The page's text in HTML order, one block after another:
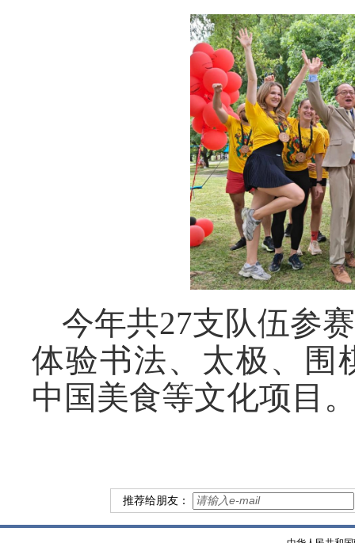
今年共27支队伍参
体验书法、太极、围
中国美食等文化项目
推荐给朋友：